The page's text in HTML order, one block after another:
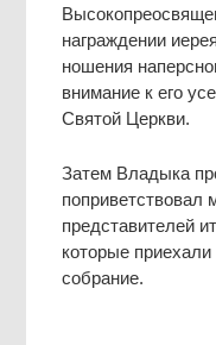
награждении
ношения
внимание к его
Святой Церкви.
Затем Владыка
поприветствовал
представителей
которые
собрание.